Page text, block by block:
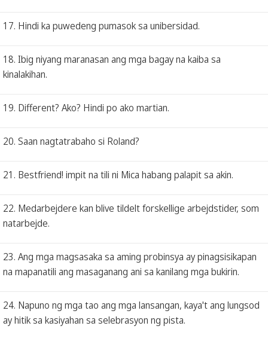
17. Hindi ka puwedeng pumasok sa unibersidad.
18. Ibig niyang maranasan ang mga bagay na kaiba sa
kinalakihan.
19. Different? Ako? Hindi po ako martian.
20. Saan nagtatrabaho si Roland?
21. Bestfriend! impit na tili ni Mica habang palapit sa akin.
22. Medarbejdere kan blive tildelt forskellige arbejdstider, som
natarbejde.
23. Ang mga magsasaka sa aming probinsya ay pinagsisikapan
na mapanatili ang masaganang ani sa kanilang mga bukirin.
24. Napuno ng mga tao ang mga lansangan, kaya't ang lungsod
ay hitik sa kasiyahan sa selebrasyon ng pista.